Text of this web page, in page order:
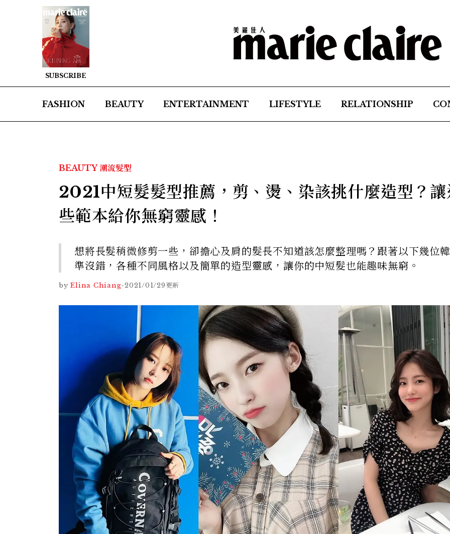
SUBSCRIBE
FASHION BEAUTY ENTERTAINMENT LIFESTYLE RELATIONSHIP
BEAUTY 潮流髮型
2021中短髮髮型推薦，剪、燙、染該挑什麼造型？
些範本給你無窮靈感！
想將長髮稍微修剪一些，卻擔心及肩的髮長不知道該怎麼整理嗎？跟著以下幾位
準沒錯，各種不同風格以及簡單的造型靈感，讓你的中短髮也能趣味無窮。
by Elina Chiang-2021/01/29更新